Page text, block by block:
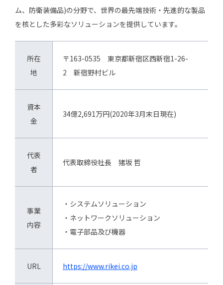
ム、防衛装備品)の分野で、世界の最先端技術・先進的な製品
を核とした多彩なソリューションを提供しています。
所在
地
〒163-0535 東京都新宿区西新宿1-26-
2 新宿野村ビル
資本
金
34億2,691万円(2020年3月末日現在)
代表
者
代表取締役社長 猪坂 哲
事業
内容
・システムソリューション
・ネットワークソリューション
・電子部品及び機器
URL https://www.rikei.co.jp